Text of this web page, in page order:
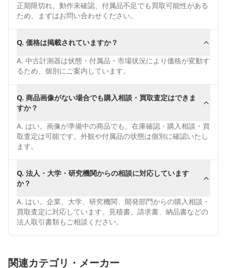
正期限切れ、動作未確認、付属品不足でも買取可能性がある
ため、まずはお問い合わせください。
Q. 価格は掲載されていますか？
A. 中古計測器は状態・付属品・市場状況により価格が変動す
るため、個別にご案内しています。
Q. 商品画像がない場合でも購入相談・買取査定はできま
すか？
A. はい。画像が準備中の商品でも、在庫確認・購入相談・買
取査定は可能です。外観や付属品の状態は個別に確認いたし
ます。
Q. 法人・大学・研究機関からの相談に対応しています
か？
A. はい。企業、大学、研究機関、開発部門からの購入相談・
買取査定に対応しています。見積書、請求書、納品書などの
法人取引書類もご相談ください。
関連カテゴリ・メーカー